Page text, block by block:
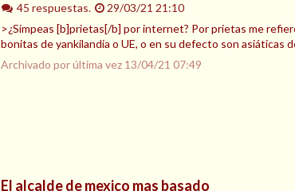
45 respuestas.
29/03/21 21:10
>¿Simpeas [b]prietas[/b] por internet? Por prietas me
bonitas de yankilandia o UE, o en su defecto son asiáticas
Archivado por última vez 13/04/21 07:49
El alcalde de mexico mas basado